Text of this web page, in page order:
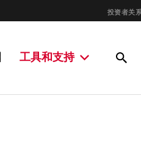
投资者关
工具和支持